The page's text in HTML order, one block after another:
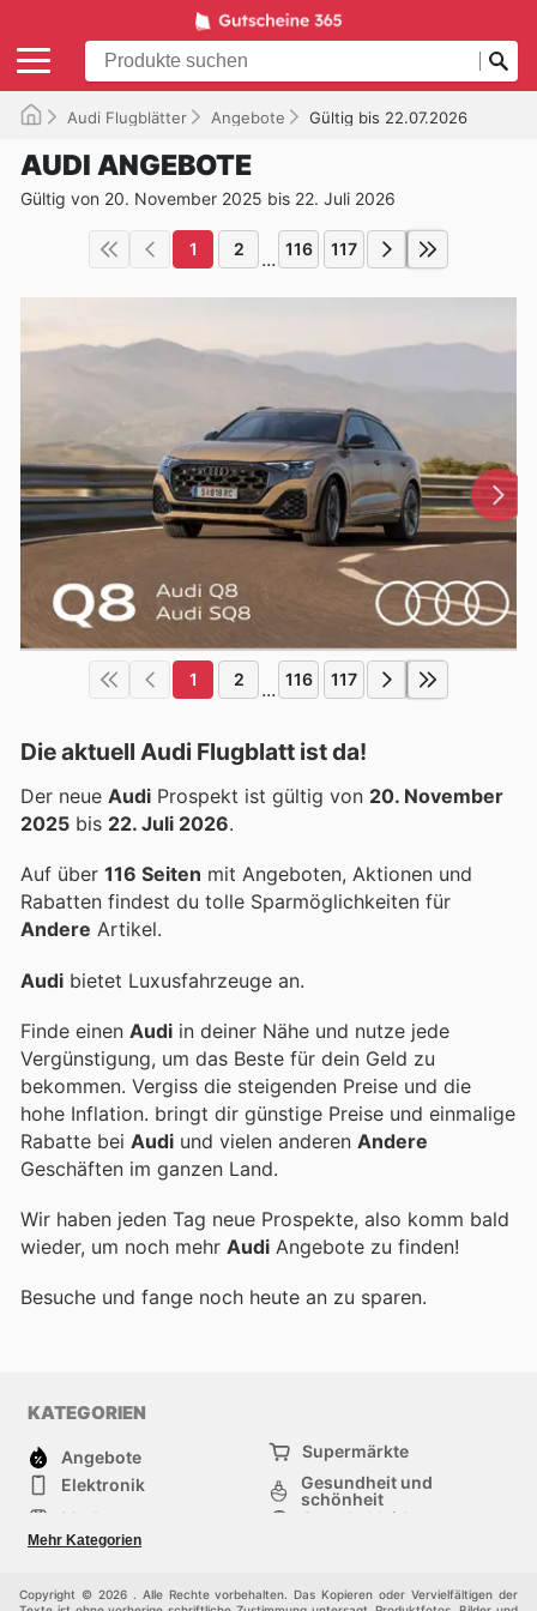
Audi Flugblätter Angebote Gültig bis 22.07.2026
AUDI ANGEBOTE
Gültig von 20. November 2025 bis 22. Juli 2026
1 2 ... 116 117
1 2 ... 116 117
Die aktuell Audi Flugblatt ist da!
Der neue Audi Prospekt ist gültig von 20. November
2025 bis 22. Juli 2026.
Auf über 116 Seiten mit Angeboten, Aktionen und
Rabatten findest du tolle Sparmöglichkeiten für
Andere Artikel.
Audi bietet Luxusfahrzeuge an.
Finde einen Audi in deiner Nähe und nutze jede
Vergünstigung, um das Beste für dein Geld zu
bekommen. Vergiss die steigenden Preise und die
hohe Inflation. bringt dir günstige Preise und einmalige
Rabatte bei Audi und vielen anderen Andere
Geschäften im ganzen Land.
Wir haben jeden Tag neue Prospekte, also komm bald
wieder, um noch mehr Audi Angebote zu finden!
Besuche und fange noch heute an zu sparen.
KATEGORIEN
Angebote
Supermärkte
Elektronik
Gesundheit und
schönheit
Mode
Sportbekleidung
Baumarkt
Mehr Kategorien
Copyright © 2026 . Alle Rechte vorbehalten. Das Kopieren oder Vervielfältigen der